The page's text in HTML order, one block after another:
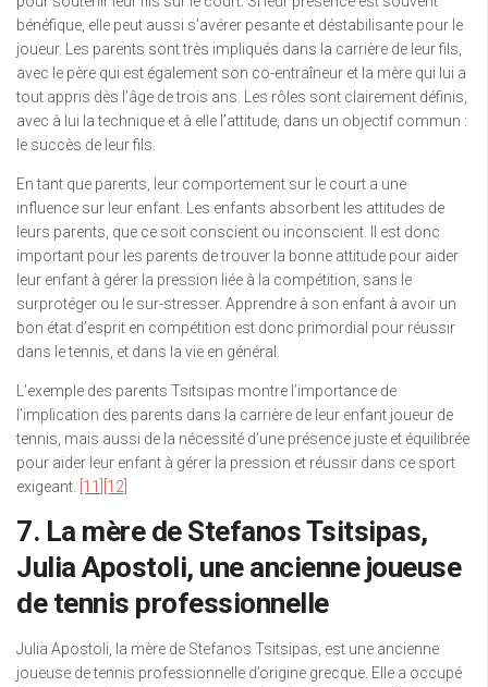
bénéfique, elle peut aussi s’avérer pesante et déstabilisante pour le
joueur. Les parents sont très impliqués dans la carrière de leur fils,
avec le père qui est également son co-entraîneur et la mère qui lui a
tout appris dès l’âge de trois ans. Les rôles sont clairement définis,
avec à lui la technique et à elle l’attitude, dans un objectif commun :
le succès de leur fils.
En tant que parents, leur comportement sur le court a une
influence sur leur enfant. Les enfants absorbent les attitudes de
leurs parents, que ce soit conscient ou inconscient. Il est donc
important pour les parents de trouver la bonne attitude pour aider
leur enfant à gérer la pression liée à la compétition, sans le
surprotéger ou le sur-stresser. Apprendre à son enfant à avoir un
bon état d’esprit en compétition est donc primordial pour réussir
dans le tennis, et dans la vie en général.
L’exemple des parents Tsitsipas montre l’importance de
l’implication des parents dans la carrière de leur enfant joueur de
tennis, mais aussi de la nécessité d’une présence juste et équilibrée
pour aider leur enfant à gérer la pression et réussir dans ce sport
exigeant. [11] [12]
7. La mère de Stefanos Tsitsipas,
Julia Apostoli, une ancienne joueuse
de tennis professionnelle
Julia Apostoli, la mère de Stefanos Tsitsipas, est une ancienne
joueuse de tennis professionnelle d’origine grecque. Elle a occupé